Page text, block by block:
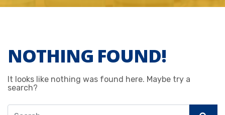
NOTHING FOUND!
It looks like nothing was found here. Maybe try a
search?